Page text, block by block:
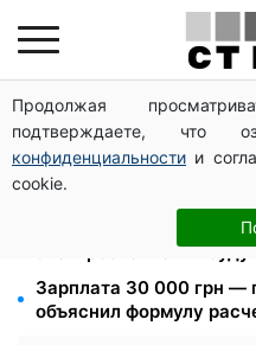
Продолжая
подтверждаете, что
конфиденциальности и
cookie.
12 300 грн от УВКБ
переселенцы получат
Тарифы Киевстар и
сколько стоит связь в
Тариф 2,64 грн за
электроотопления
Зарплата 30 000 грн —
объяснил формулу